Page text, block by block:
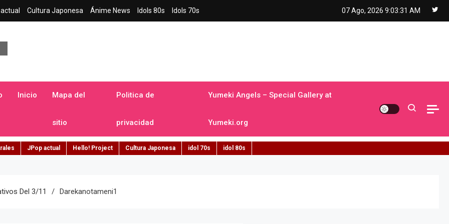
Cultura Japonesa Ánime News Idols 80s Idols 70s 07 Ago, 2026 9:03:32 AM
Inicio Mapa del
sitio
Politica de
privacidad
Yumeki Angels – Special Gallery at
Yumeki.org
JPop actual Hello! Project Cultura Japonesa idol 70s idol 80s
Del 3/11 Darekanotameni1